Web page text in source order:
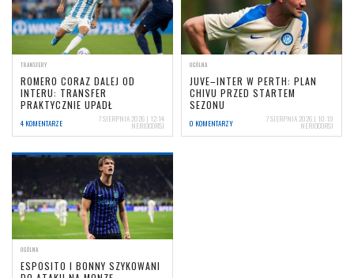
TRANSFERY
ROMERO CORAZ DALEJ OD
INTERU: TRANSFER
PRAKTYCZNIE UPADŁ
4 KOMENTARZE 7 SIERPNIA 2026 | 12:14
NERIOCORSI
OGÓLNA
JUVE–INTER W PERTH: PLAN
CHIVU PRZED STARTEM
SEZONU
0 KOMENTARZY 7 SIERPNIA 2026 | 10:19
NERIOCORSI
OGÓLNA
ESPOSITO I BONNY SZYKOWANI